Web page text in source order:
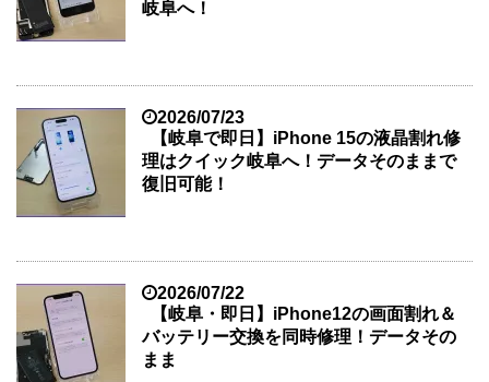
岐阜へ！
2026/07/23
【岐阜で即日】iPhone 15の液晶割れ修
理はクイック岐阜へ！データそのままで
復旧可能！
2026/07/22
【岐阜・即日】iPhone12の画面割れ＆
バッテリー交換を同時修理！データその
まま